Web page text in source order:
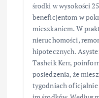
środki w wysokości
beneficjentom w
mieszkaniem. W
nieruchomości,
hipotecznych.
Tasheik Kerr,
posiedzenia, że
tygodniach